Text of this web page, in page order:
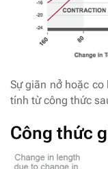
Sự giãn nở hoặc
tính từ công thức
Công thức